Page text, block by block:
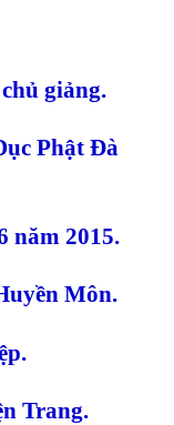
giảng.
Phật Đà
năm 2015.
Môn.
Trang.